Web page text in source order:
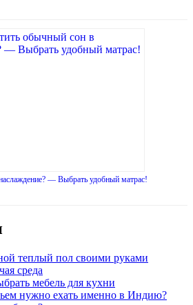
— Выбрать удобный матрас!
теплый пол своими руками
среда
мебель для кухни
нужно ехать именно в Индию?